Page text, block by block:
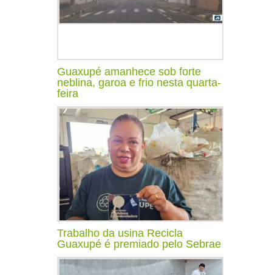
Guaxupé amanhece sob forte
neblina, garoa e frio nesta quarta-
feira
Trabalho da usina Recicla
Guaxupé é premiado pelo Sebrae